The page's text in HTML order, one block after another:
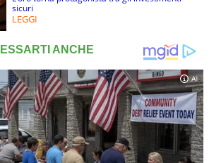
sicuri
LEGGI